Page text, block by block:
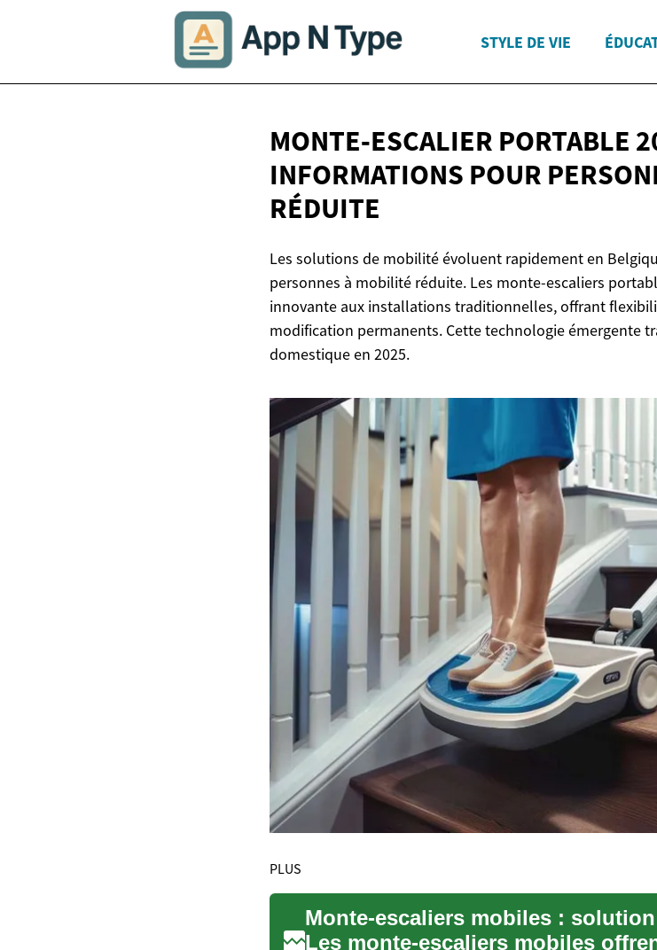
STYLE DE VIE
MONTE‑ESCALIER PORTABLE
INFORMATIONS POUR
RÉDUITE
Les solutions de mobilité évoluent rapidement en
personnes à mobilité réduite. Les monte-escaliers
innovante aux installations traditionnelles, offrant
modification permanents. Cette technologie émergente
domestique en 2025.
PLUS
Les monte‑escaliers mobiles